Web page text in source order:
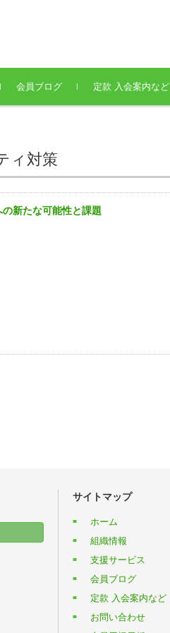
会員ブログ 定款 入会案内など
ィ対策
新たな可能性と課題
サイトマップ
ホーム
組織情報
支援サービス
会員ブログ
定款 入会案内など
お問い合わせ